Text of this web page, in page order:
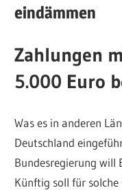
eindämmen
Zahlungen
5.000 Euro
Was es in anderen
Deutschland
Bundesregierung will
Künftig soll für solche